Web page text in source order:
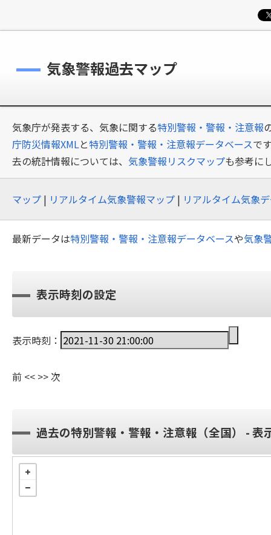
気象警報過去マップ
気象庁が発表する、気象に関する特別警報・警報・注意報
庁防災情報XMLと特別警報・警報・注意報データベースで
去の統計情報については、 気象警報リスクマップも参考に
マップ | リアルタイム気象警報マップ | リアルタイム気象
最新データは特別警報・警報・注意報データベースや気象
表示時刻の設定
表示時刻：
前 << >>次
過去の特別警報・警報・注意報（全国） - 表